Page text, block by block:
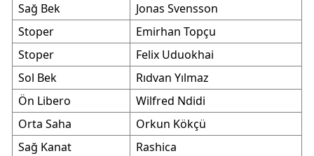
Sağ Bek
Jonas Svensson
Stoper
Emirhan Topçu
Stoper
Felix Uduokhai
Sol Bek
Rıdvan Yılmaz
Ön Libero
Wilfred Ndidi
Orta Saha
Orkun Kökçü
Sağ Kanat
Rashica